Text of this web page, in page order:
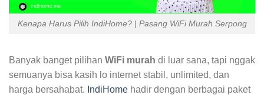
Kenapa Harus Pilih IndiHome? | Pasang WiFi Murah Serpong
Banyak banget pilihan WiFi murah di luar sana, tapi nggak
semuanya bisa kasih lo internet stabil, unlimited, dan
harga bersahabat. IndiHome hadir dengan berbagai paket